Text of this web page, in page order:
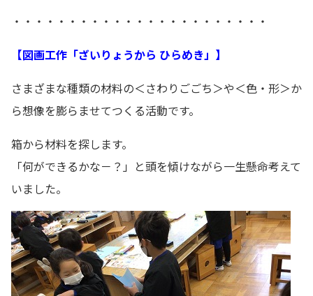
・・・・・・・・・・・・・・・・・・・・・・・
【図画工作「ざいりょうから ひらめき」】
さまざまな種類の材料の＜さわりごごち＞や＜色・形＞か
ら想像を膨らませてつくる活動です。
箱から材料を探します。
「何ができるかな－？」と頭を傾けながら一生懸命考えて
いました。